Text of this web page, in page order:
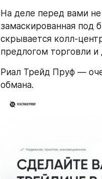
На деле перед вами
замаскированная под
скрывается колл-
предлогом торговли
Риал Трейд Пруф —
обмана.